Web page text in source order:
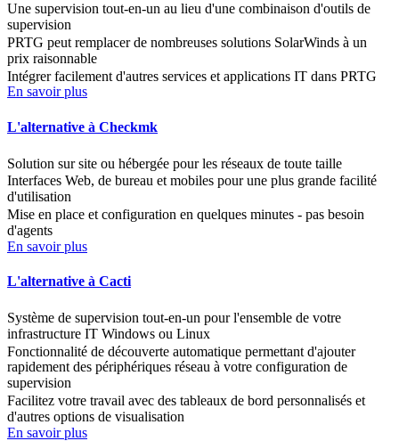
Une supervision tout-en-un au lieu d'une combinaison d'outils de
supervision
PRTG peut remplacer de nombreuses solutions SolarWinds à un
prix raisonnable
Intégrer facilement d'autres services et applications IT dans PRTG
En savoir plus
L'alternative à Checkmk
Solution sur site ou hébergée pour les réseaux de toute taille
Interfaces Web, de bureau et mobiles pour une plus grande facilité
d'utilisation
Mise en place et configuration en quelques minutes - pas besoin
d'agents
En savoir plus
L'alternative à Cacti
Système de supervision tout-en-un pour l'ensemble de votre
infrastructure IT Windows ou Linux
Fonctionnalité de découverte automatique permettant d'ajouter
rapidement des périphériques réseau à votre configuration de
supervision
Facilitez votre travail avec des tableaux de bord personnalisés et
d'autres options de visualisation
En savoir plus